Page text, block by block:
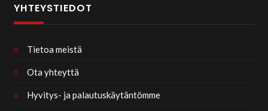
YHTEYSTIEDOT
Tietoa meistä
Ota yhteyttä
Hyvitys- ja palautuskäytäntömme